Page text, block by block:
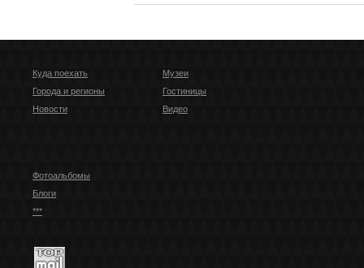
Куда поехать
Города и регионы
Новости
Музеи
Гостиницы
Видео
Фотоальбомы
Блоги
***